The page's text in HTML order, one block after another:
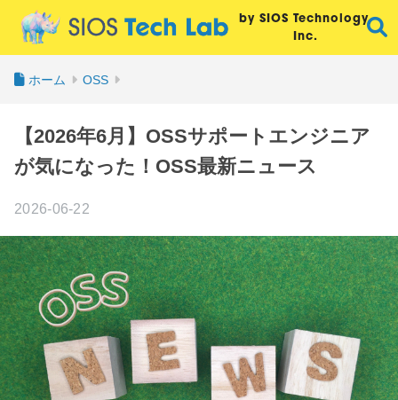
by SIOS Technology,
Inc.
ホーム OSS
【2026年6月】OSSサポートエンジニア
が気になった！OSS最新ニュース
2026-06-22